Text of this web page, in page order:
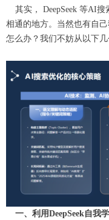
其实， DeepSeek 等AI
相通的地方。当然也有自
怎么办？我们不妨从以下几
一、利用DeepSeek自我